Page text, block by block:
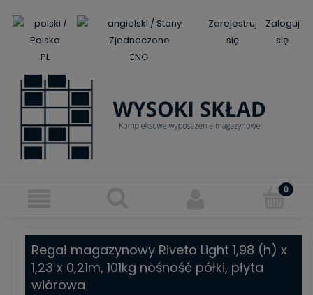
PL ENG
Zarejestruj
się
Zaloguj
się
Regał magazynowy Riveto Light 1,98 (h) x
1,23 x 0,21m, 101kg nośność półki, płyta
wiórowa